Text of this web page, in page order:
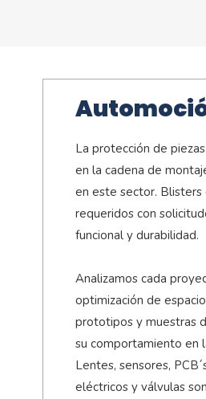
La protección de
en la cadena de
en este sector. Blisters
requeridos con
funcional y durabilidad.
Analizamos cada
optimización de
prototipos y muestras
su comportamiento en
Lentes, sensores,
eléctricos y válvulas